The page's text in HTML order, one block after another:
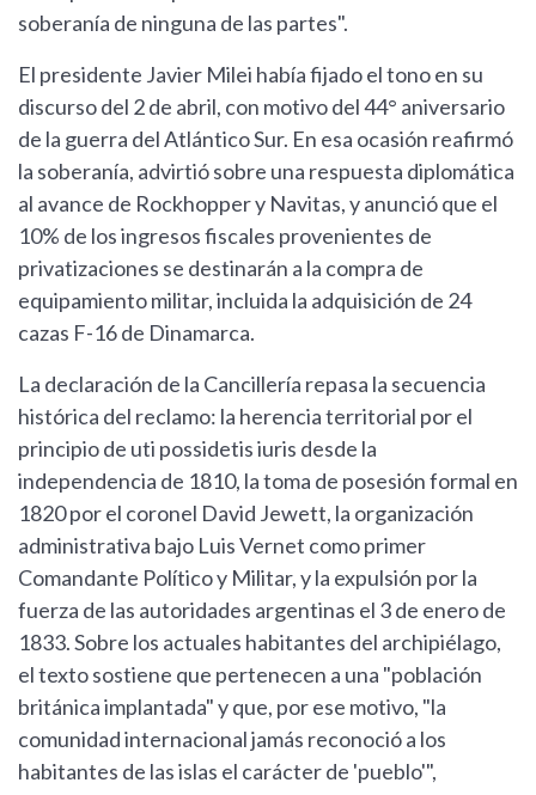
soberanía de ninguna de las partes".
El presidente Javier Milei había fijado el tono en su
discurso del 2 de abril, con motivo del 44° aniversario
de la guerra del Atlántico Sur. En esa ocasión reafirmó
la soberanía, advirtió sobre una respuesta diplomática
al avance de Rockhopper y Navitas, y anunció que el
10% de los ingresos fiscales provenientes de
privatizaciones se destinarán a la compra de
equipamiento militar, incluida la adquisición de 24
cazas F-16 de Dinamarca.
La declaración de la Cancillería repasa la secuencia
histórica del reclamo: la herencia territorial por el
principio de uti possidetis iuris desde la
independencia de 1810, la toma de posesión formal en
1820 por el coronel David Jewett, la organización
administrativa bajo Luis Vernet como primer
Comandante Político y Militar, y la expulsión por la
fuerza de las autoridades argentinas el 3 de enero de
1833. Sobre los actuales habitantes del archipiélago,
el texto sostiene que pertenecen a una "población
británica implantada" y que, por ese motivo, "la
comunidad internacional jamás reconoció a los
habitantes de las islas el carácter de 'pueblo'",